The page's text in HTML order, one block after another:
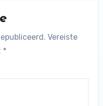
Vereiste
*